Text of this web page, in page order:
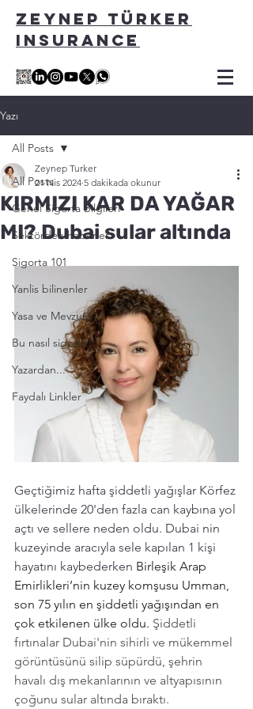
ZEYNEP TÜRKER
INSURANCE
Yazı
All Posts
Genel Sigorta Bilgileri
Sektörden haberler
Sigorta 101
Yanlis bilinenler
Yasa ve Mevzuat
Bu nasıl sigorta?
Yazardan...
Faydalı Linkler
All Posts
KIRMIZI KAR DA YAĞAR
MI? Dubai sular altında
Zeynep Turker
21 Nis 2024 5 dakikada okunur
Geçtiğimiz hafta şiddetli yağışlar Körfez
ülkelerinde 20'den fazla can kaybına yol
açtı ve sellere neden oldu. Dubai nin
kuzeyinde aracıyla sele kapılan 1 kişi
hayatını kaybederken Birleşik Arap
Emirlikleri’nin kuzey komşusu Umman,
son 75 yılın en şiddetli yağışından en
çok etkilenen ülke oldu. Şiddetli
fırtınalar Dubai'nin sihirli ve mükemmel
görüntüsünü silip süpürdü, şehrin
havalı dış mekanlarının ve altyapısının
çoğunu sular altında bıraktı.